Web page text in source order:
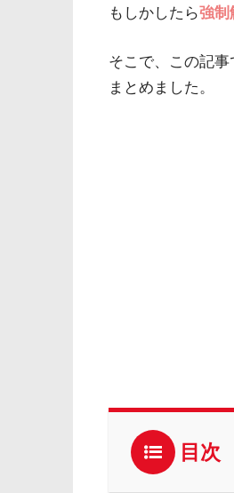
もしかしたら強制
そこで、この記事
まとめました。
目次